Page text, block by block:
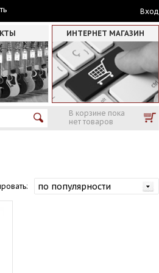
Вход
ИНТЕРНЕТ МАГАЗИН
В корзине пока
нет товаров